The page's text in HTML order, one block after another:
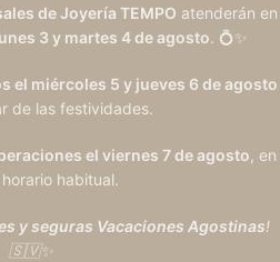
de Joyería TEMPO atenderán en
3 y martes 4 de agosto. 💍✨
el miércoles 5 y jueves 6 de agosto
de las festividades.
el viernes 7 de agosto, en
habitual.
y seguras Vacaciones Agostinas!
🇸🇻✨